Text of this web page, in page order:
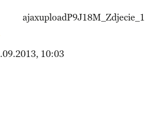
10:03
przyjaciela